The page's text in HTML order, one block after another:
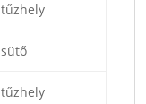
tűzhely
sütő
tűzhely